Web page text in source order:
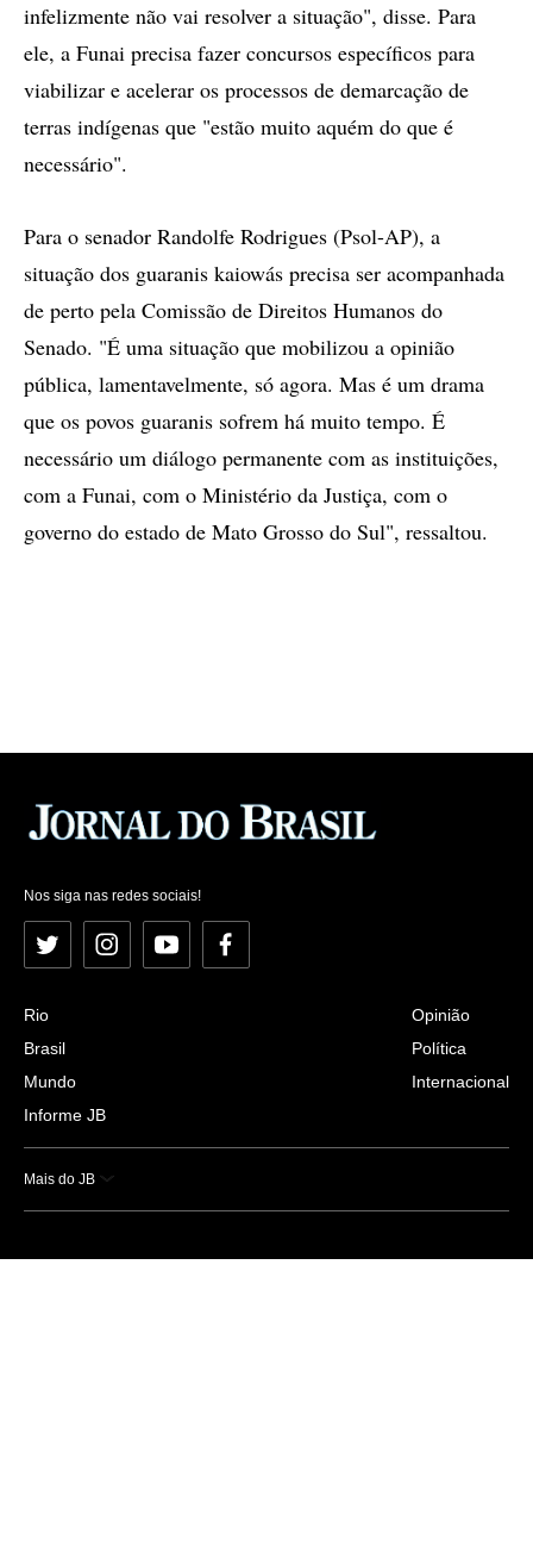
infelizmente não vai resolver a situação", disse. Para
ele, a Funai precisa fazer concursos específicos para
viabilizar e acelerar os processos de demarcação de
terras indígenas que "estão muito aquém do que é
necessário".
Para o senador Randolfe Rodrigues (Psol-AP), a
situação dos guaranis kaiowás precisa ser acompanhada
de perto pela Comissão de Direitos Humanos do
Senado. "É uma situação que mobilizou a opinião
pública, lamentavelmente, só agora. Mas é um drama
que os povos guaranis sofrem há muito tempo. É
necessário um diálogo permanente com as instituições,
com a Funai, com o Ministério da Justiça, com o
governo do estado de Mato Grosso do Sul", ressaltou.
Nos siga nas redes sociais!
Twitter InstagramYouTubeFacebook
Rio
Brasil
Mundo
Informe JB
Opinião
Política
Internacional
Mais do JB
Esportes